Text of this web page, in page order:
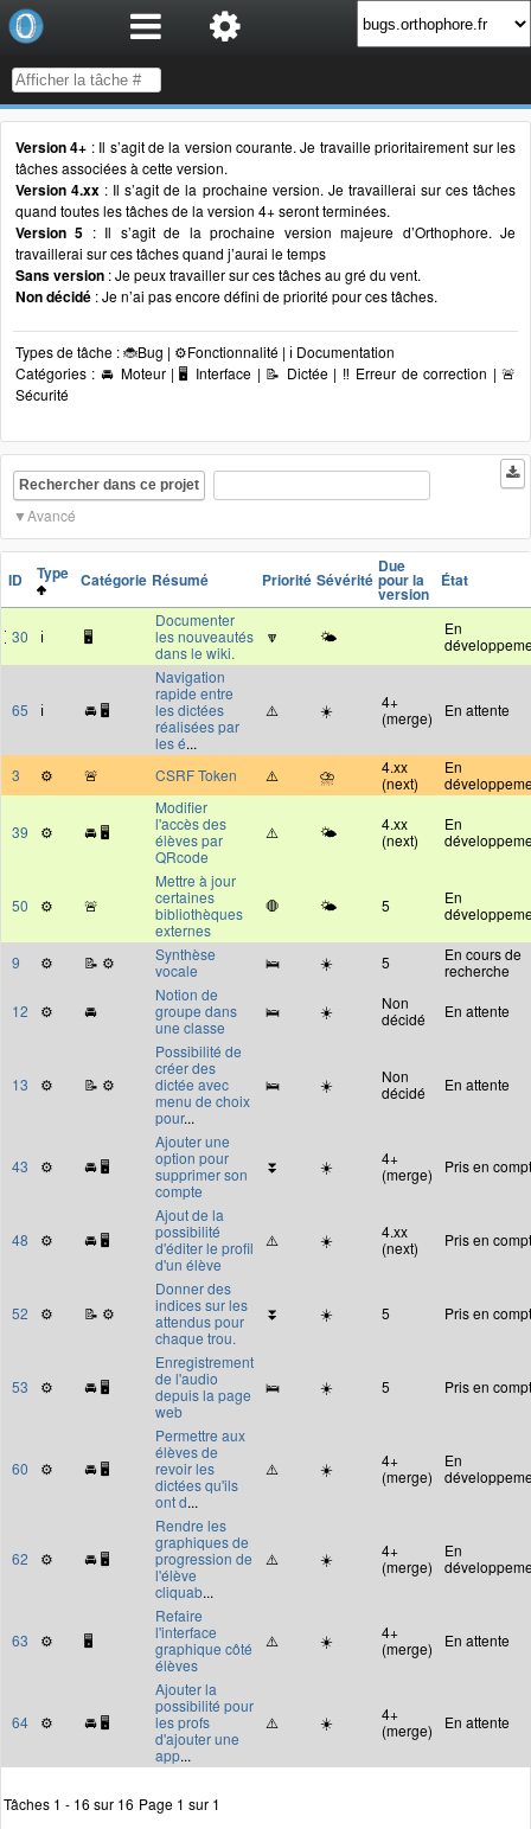
Version 4+ : Il s’agit de la version courante. Je travaille prioritairement sur les
tâches associées à cette version.
Version 4.xx : Il s’agit de la prochaine version. Je travaillerai sur ces tâches
quand toutes les tâches de la version 4+ seront terminées.
Version 5 : Il s’agit de la prochaine version majeure d’Orthophore. Je
travaillerai sur ces tâches quand j’aurai le temps
Sans version : Je peux travailler sur ces tâches au gré du vent.
Non décidé : Je n’ai pas encore défini de priorité pour ces tâches.
Types de tâche : 🐞Bug | ⚙️Fonctionnalité | ℹ️ Documentation
Catégories : 🚘 Moteur | 🖥 Interface | 📝 Dictée | ‼️ Erreur de correction | 🚨
Sécurité
Rechercher dans ce projet
Avancé
ID Type Catégorie Résumé Priorité Sévérité
Due
pour la
version
État
30 ℹ️ 🖥
Documenter
les nouveautés
dans le wiki.
🔽 🌤
En
65 ℹ️ 🚘 🖥
Navigation
rapide entre
les dictées
réalisées par
les é...
⚠️ ☀️
4+
(merge)
En attente
3 ⚙️ 🚨 CSRF Token ⚠️ ⛈
4.xx
(next)
En
39 ⚙️ 🚘 🖥
Modifier
l'accès des
élèves par
QRcode
⚠️ 🌤
4.xx
(next)
En
50 ⚙️ 🚨
Mettre à jour
certaines
bibliothèques
externes
🛑 🌤 5
En
9 ⚙️ 📝 ⚙️
Synthèse
vocale
🛌 ☀️ 5
En cours de
recherche
12
⚙️ 🚘
Notion de
groupe dans
une classe
🛌 ☀️
Non
décidé
En attente
13 ⚙️ 📝 ⚙️
Possibilité de
créer des
dictée avec
menu de choix
pour...
🛌 ☀️
Non
décidé
En attente
43 ⚙️ 🚘 🖥
Ajouter une
option pour
supprimer son
compte
⏬ ☀️
4+
(merge)
Pris en
48 ⚙️ 🚘 🖥
Ajout de la
possibilité
d'éditer le profil
d'un élève
⚠️ ☀️
4.xx
(next)
Pris en
52 ⚙️ 📝 ⚙️
Donner des
indices sur les
attendus pour
chaque trou.
⏬ ☀️ 5 Pris en
53 ⚙️ 🚘 🖥
Enregistrement
de l'audio
depuis la page
web
🛌 ☀️ 5 Pris en
60 ⚙️ 🚘 🖥
Permettre aux
élèves de
revoir les
dictées qu'ils
ont d...
⚠️ ☀️
4+
(merge)
En
62 ⚙️ 🚘 🖥
Rendre les
graphiques de
progression de
l'élève
cliquab...
⚠️ ☀️
4+
(merge)
En
63 ⚙️ 🖥
Refaire
l'interface
graphique côté
élèves
⚠️ ☀️
4+
(merge)
En attente
64 ⚙️ 🚘 🖥
Ajouter la
possibilité pour
les profs
d'ajouter une
app...
⚠️ ☀️
4+
(merge)
En attente
Tâches 1 - 16 sur 16 Page 1 sur 1